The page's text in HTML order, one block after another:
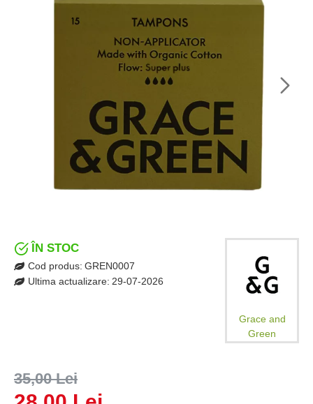
35,00 Lei
ÎN STOC
Cod produs: GREN0007
Ultima actualizare: 29-07-2026
Grace and
Green